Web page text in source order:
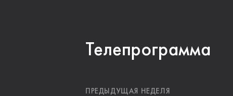
Телепрограмма
ПРЕДЫДУЩАЯ НЕДЕЛЯ